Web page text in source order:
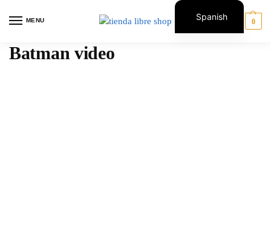
MENU 0
Batman video
Spanish
English